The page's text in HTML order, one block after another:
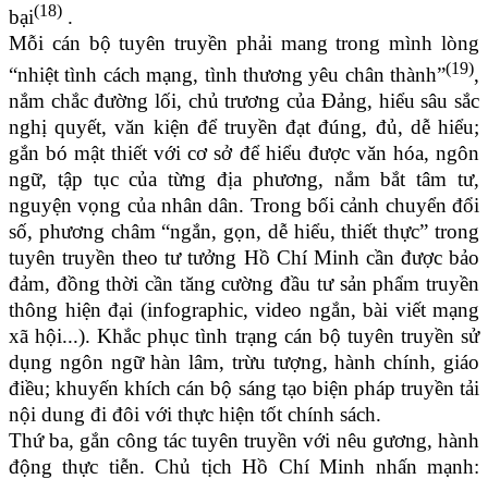
bại(18) .
Mỗi cán bộ tuyên truyền phải mang trong mình lòng
“nhiệt tình cách mạng, tình thương yêu chân thành”(19),
nắm chắc đường lối, chủ trương của Đảng, hiểu sâu sắc
nghị quyết, văn kiện để truyền đạt đúng, đủ, dễ hiểu;
gắn bó mật thiết với cơ sở để hiểu được văn hóa, ngôn
ngữ, tập tục của từng địa phương, nắm bắt tâm tư,
nguyện vọng của nhân dân. Trong bối cảnh chuyển đổi
số, phương châm “ngắn, gọn, dễ hiểu, thiết thực” trong
tuyên truyền theo tư tưởng Hồ Chí Minh cần được bảo
đảm, đồng thời cần tăng cường đầu tư sản phẩm truyền
thông hiện đại (infographic, video ngắn, bài viết mạng
xã hội...). Khắc phục tình trạng cán bộ tuyên truyền sử
dụng ngôn ngữ hàn lâm, trừu tượng, hành chính, giáo
điều; khuyến khích cán bộ sáng tạo biện pháp truyền tải
nội dung đi đôi với thực hiện tốt chính sách.
Thứ ba, gắn công tác tuyên truyền với nêu gương, hành
động thực tiễn. Chủ tịch Hồ Chí Minh nhấn mạnh: